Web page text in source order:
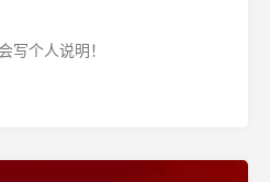
写个人说明！